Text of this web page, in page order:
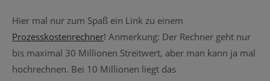
Hier mal nur zum Spaß ein Link zu einem
Prozesskostenrechner! Anmerkung: Der Rechner geht nur
bis maximal 30 Millionen Streitwert, aber man kann ja mal
hochrechnen. Bei 10 Millionen liegt das